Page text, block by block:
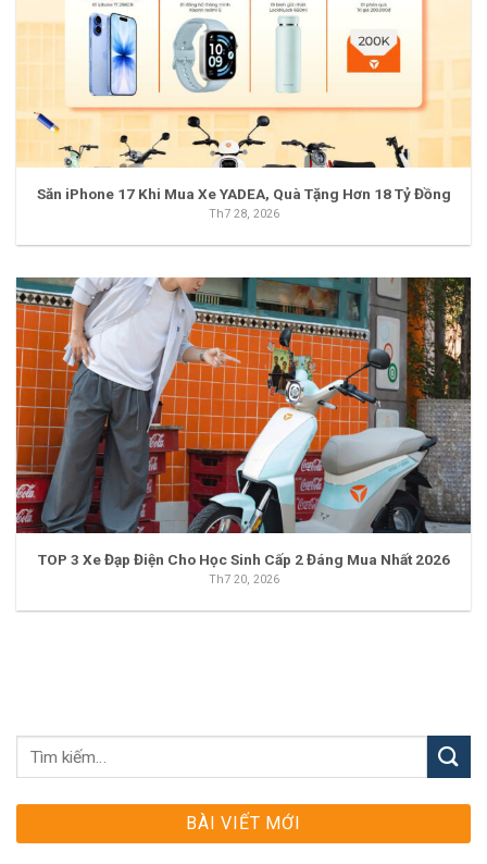
Săn iPhone 17 Khi Mua Xe YADEA, Quà Tặng Hơn 18 Tỷ Đồng
Th7 28, 2026
TOP 3 Xe Đạp Điện Cho Học Sinh Cấp 2 Đáng Mua Nhất 2026
Th7 20, 2026
BÀI VIẾT MỚI